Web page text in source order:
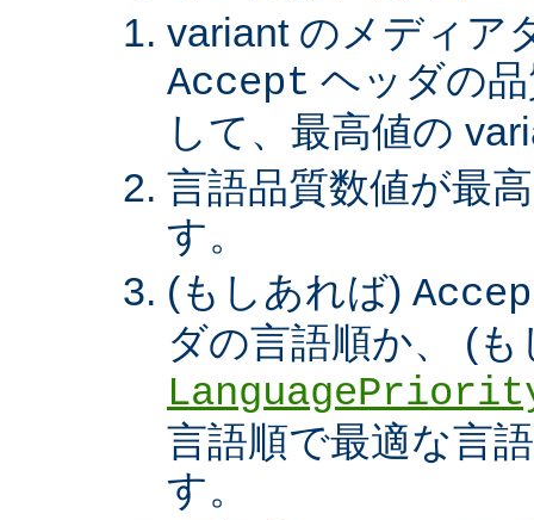
variant のメディア
Accept ヘッダの
して、最高値の
言語品質数値が最
す。
(もしあれば)
ダの言語順か、 (
言語順で最適な言
す。